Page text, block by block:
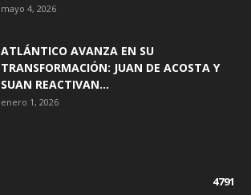
mayo 4, 2026
ATLÁNTICO AVANZA EN SU
TRANSFORMACIÓN: JUAN DE ACOSTA Y
SUAN REACTIVAN...
enero 1, 2026
4791